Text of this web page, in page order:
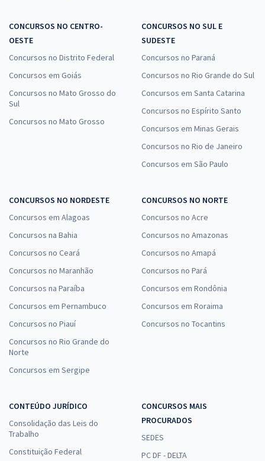
CONCURSOS NO CENTRO-
OESTE
Concursos no Distrito Federal
Concursos em Goiás
Concursos no Mato Grosso do
Sul
Concursos no Mato Grosso
CONCURSOS NO SUL E
SUDESTE
Concursos no Paraná
Concursos no Rio Grande do Sul
Concursos em Santa Catarina
Concursos no Espírito Santo
Concursos em Minas Gerais
Concursos no Rio de Janeiro
Concursos em São Paulo
CONCURSOS NO NORDESTE
Concursos em Alagoas
Concursos na Bahia
Concursos no Ceará
Concursos no Maranhão
Concursos na Paraíba
Concursos em Pernambuco
Concursos no Piauí
Concursos no Rio Grande do
Norte
Concursos em Sergipe
CONCURSOS NO NORTE
Concursos no Acre
Concursos no Amazonas
Concursos no Amapá
Concursos no Pará
Concursos em Rondônia
Concursos em Roraima
Concursos no Tocantins
CONTEÚDO JURÍDICO
Consolidação das Leis do
Trabalho
Constituição Federal
CONCURSOS MAIS
PROCURADOS
SEDES
PC DF - DELTA